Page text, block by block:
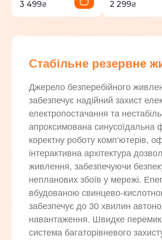
3 499₴ 2 299₴
Стабільне резервне
Джерело безперебійного
забезпечує надійний захист
електропостачання та
апроксимована синусоїдальна
коректну роботу комп’ютерів,
інтерактивна архітектура
живлення, забезпечуючи
непланових збоїв у мережі.
вбудованою свинцево-
забезпечує до 30 хвилин
навантаження. Швидке
система багаторівневого